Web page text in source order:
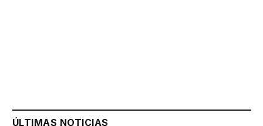
ÚLTIMAS NOTICIAS